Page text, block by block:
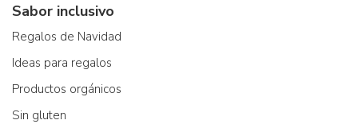
Sabor inclusivo
Regalos de Navidad
Ideas para regalos
Productos orgánicos
Sin gluten